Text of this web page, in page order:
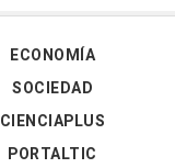
ECONOMÍA
SOCIEDAD
CIENCIAPLUS
PORTALTIC